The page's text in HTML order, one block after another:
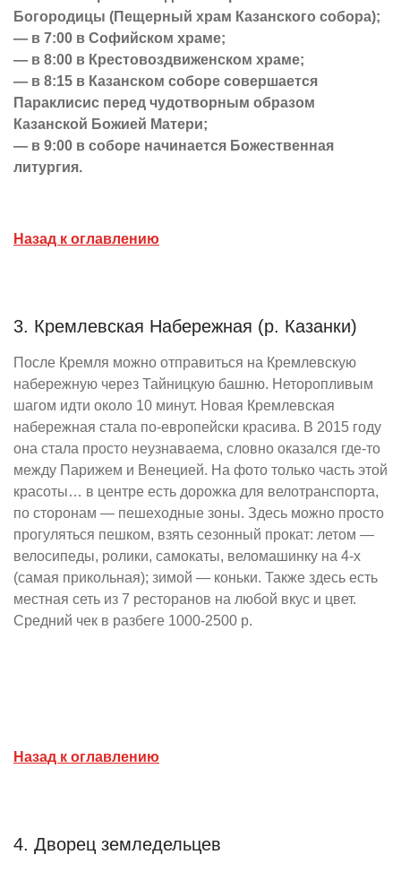
Богородицы (Пещерный храм Казанского собора);
— в 7:00 в Софийском храме;
— в 8:00 в Крестовоздвиженском храме;
— в 8:15 в Казанском соборе совершается
Параклисис перед чудотворным образом
Казанской Божией Матери;
— в 9:00 в соборе начинается Божественная
литургия.
Назад к оглавлению
3. Кремлевская Набережная (р. Казанки)
После Кремля можно отправиться на Кремлевскую
набережную через Тайницкую башню. Неторопливым
шагом идти около 10 минут. Новая Кремлевская
набережная стала по-европейски красива. В 2015 году
она стала просто неузнаваема, словно оказался где-то
между Парижем и Венецией. На фото только часть этой
красоты… в центре есть дорожка для велотранспорта,
по сторонам — пешеходные зоны. Здесь можно просто
прогуляться пешком, взять сезонный прокат: летом —
велосипеды, ролики, самокаты, веломашинку на 4-х
(самая прикольная); зимой — коньки. Также здесь есть
местная сеть из 7 ресторанов на любой вкус и цвет.
Средний чек в разбеге 1000-2500 р.
Назад к оглавлению
4. Дворец земледельцев